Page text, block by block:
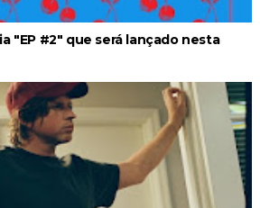
"EP #2" que será lançado nesta